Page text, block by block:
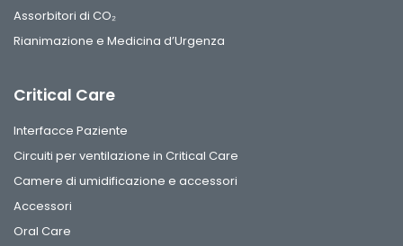
Assorbitori di CO₂
Rianimazione e Medicina d’Urgenza
Critical Care
Interfacce Paziente
Circuiti per ventilazione in Critical Care
Camere di umidificazione e accessori
Accessori
Oral Care